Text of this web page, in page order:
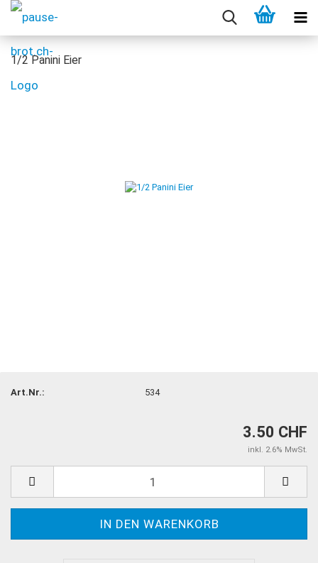
1/2 Panini Eier
Art.Nr.: 534
3.50 CHF
inkl. 2.6% MwSt.